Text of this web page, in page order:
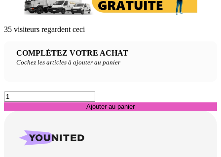
35 visiteurs regardent ceci
COMPLÉTEZ VOTRE ACHAT
Cochez les articles à ajouter au panier
Ajouter au panier